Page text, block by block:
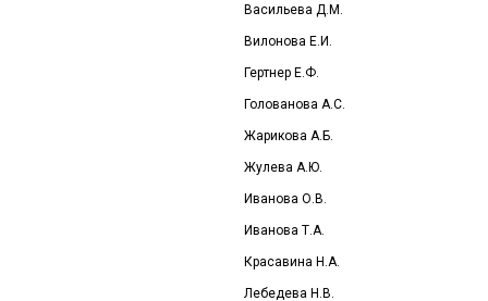
Братищева А.В.
Вилонова Е.И.
Голованова А.С.
Жарикова А.Б.
Иванова Т.А.